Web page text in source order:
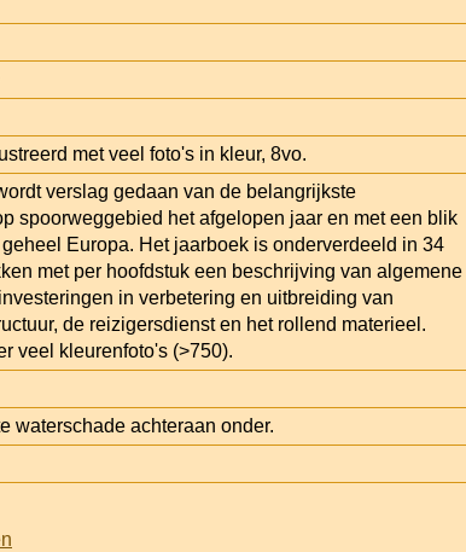
met veel foto's in kleur, 8vo.
verslag gedaan van de belangrijkste
spoorweggebied het afgelopen jaar en met een blik
Europa. Het jaarboek is onderverdeeld in 34
met per hoofdstuk een beschrijving van algemene
in verbetering en uitbreiding van
de reizigersdienst en het rollend materieel.
veel kleurenfoto's (>750).
waterschade achteraan onder.